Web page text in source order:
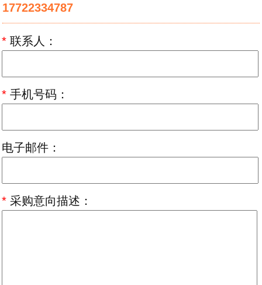
17722334787
* 联系人：
* 手机号码：
电子邮件：
* 采购意向描述：